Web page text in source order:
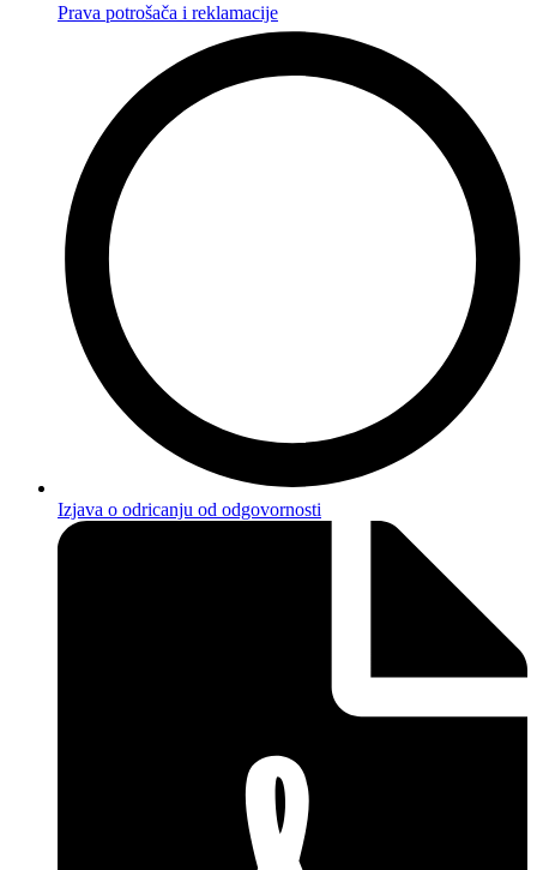
Prava potrošača i reklamacije
Izjava o odricanju od odgovornosti